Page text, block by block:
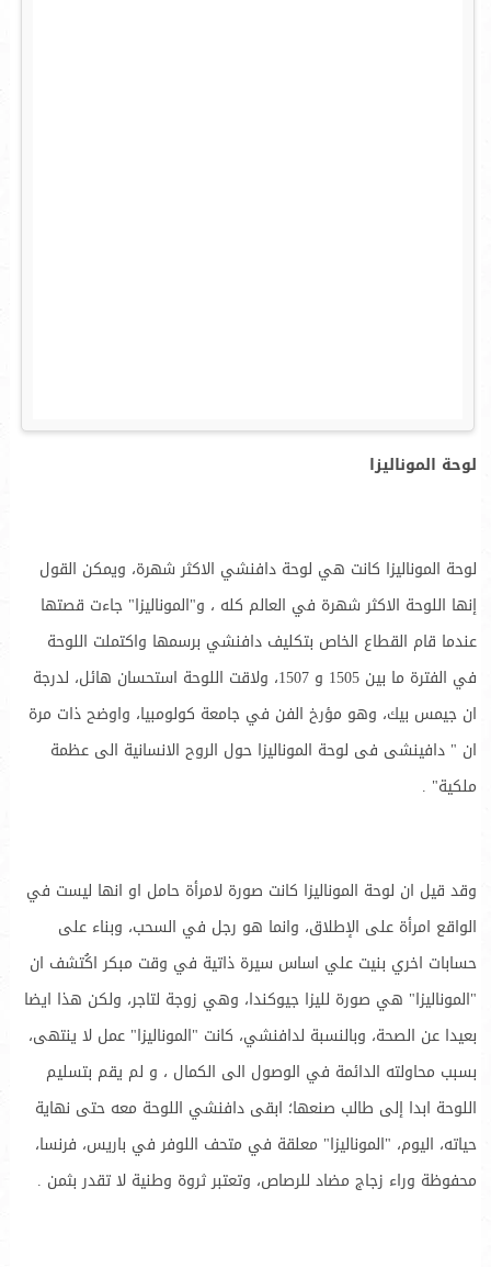
لوحة الموناليزا
لوحة الموناليزا كانت هي لوحة دافنشي الاكثر شهرة، ويمكن القول
إنها اللوحة الاكثر شهرة في العالم كله ، و"الموناليزا" جاءت قصتها
عندما قام القطاع الخاص بتكليف دافنشي برسمها واكتملت اللوحة
في الفترة ما بين 1505 و 1507، ولاقت اللوحة استحسان هائل، لدرجة
ان جيمس بيك، وهو مؤرخ الفن في جامعة كولومبيا، واوضح ذات مرة
ان " دافينشى فى لوحة الموناليزا حول الروح الانسانية الى عظمة
ملكية" .
وقد قيل ان لوحة الموناليزا كانت صورة لامرأة حامل او انها ليست في
الواقع امرأة على الإطلاق، وانما هو رجل في السحب، وبناء على
حسابات اخري بنيت علي اساس سيرة ذاتية في وقت مبكر اكُتشف ان
"الموناليزا" هي صورة لليزا جيوكندا، وهي زوجة لتاجر، ولكن هذا ايضا
بعيدا عن الصحة، وبالنسبة لدافنشي، كانت "الموناليزا" عمل لا ينتهى،
بسبب محاولته الدائمة في الوصول الى الكمال ، و لم يقم بتسليم
اللوحة ابدا إلى طالب صنعها؛ ابقى دافنشي اللوحة معه حتى نهاية
حياته، اليوم، "الموناليزا" معلقة في متحف اللوفر في باريس، فرنسا،
محفوظة وراء زجاج مضاد للرصاص، وتعتبر ثروة وطنية لا تقدر بثمن .